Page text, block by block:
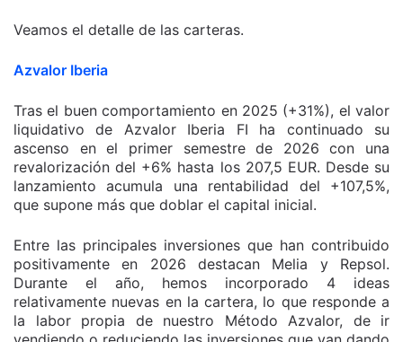
Veamos el detalle de las carteras.
Azvalor Iberia
Tras el buen comportamiento en 2025 (+31%), el valor
liquidativo de Azvalor Iberia FI ha continuado su
ascenso en el primer semestre de 2026 con una
revalorización del +6% hasta los 207,5 EUR. Desde su
lanzamiento acumula una rentabilidad del +107,5%,
que supone más que doblar el capital inicial.
Entre las principales inversiones que han contribuido
positivamente en 2026 destacan Melia y Repsol.
Durante el año, hemos incorporado 4 ideas
relativamente nuevas en la cartera, lo que responde a
la labor propia de nuestro Método Azvalor, de ir